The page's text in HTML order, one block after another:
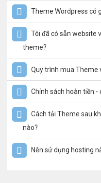
Theme Wordpress có
Tôi đã có sẵn website
theme?
Quy trình mua Theme
Chính sách hoàn tiền
Cách tải Theme sau
nào?
Nên sử dụng hosting